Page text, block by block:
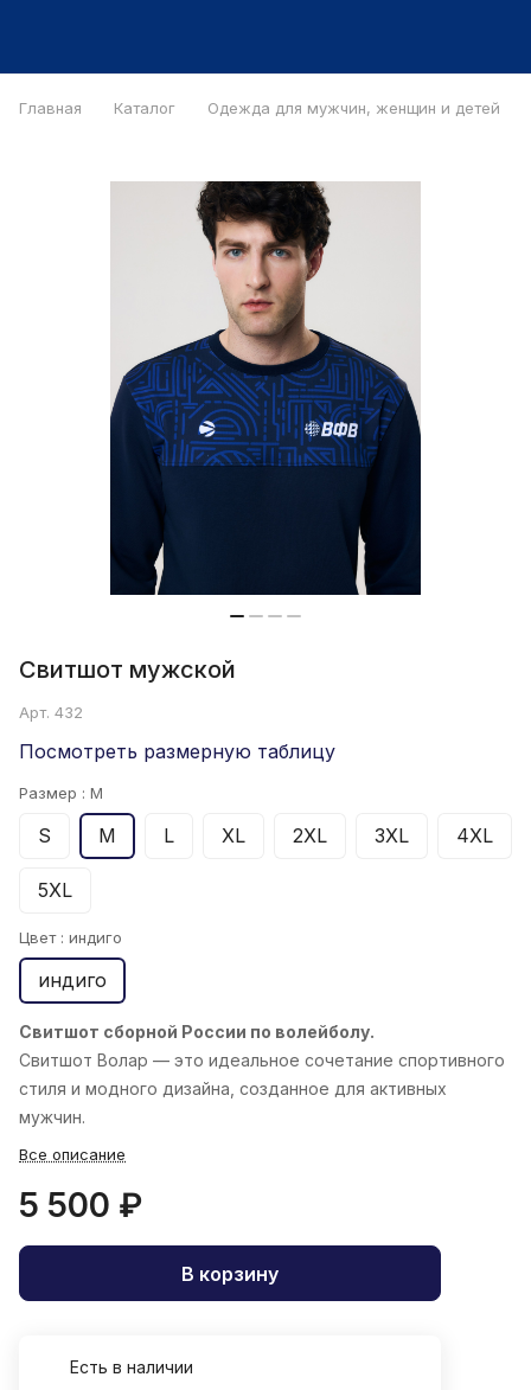
Главная Каталог Одежда для мужчин, женщин и детей
Свитшот мужской
Арт. 432
Посмотреть размерную таблицу
Размер : M
S M L XL 2XL 3XL 4XL
5XL
Цвет : индиго
индиго
Свитшот сборной России по волейболу.
Свитшот Волар — это идеальное сочетание спортивного
стиля и модного дизайна, созданное для активных
мужчин.
Все описание
5 500 ₽
В корзину
Есть в наличии